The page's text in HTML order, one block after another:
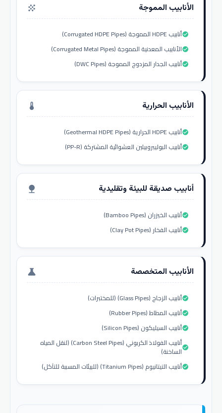
الأنابيب المموجة grain
أنابيب HDPE المموجة (Corrugated HDPE Pipes)check_circle
الأنابيب المعدنية المموجة (Corrugated Metal Pipes)check_circle
أنابيب الجدار المزدوج المموجة (DWC Pipes)check_circle
الأنابيب الحرارية thermostat
أنابيب HDPE الحرارية (Geothermal HDPE Pipes)check_circle
أنابيب البوليبروبيلين العشوائية المشتركة (PP-R)check_circle
أنابيب صديقة للبيئة وتقليدية nature
أنابيب الخيزران (Bamboo Pipes)check_circle
أنابيب الفخار (Clay Pot Pipes)check_circle
الأنابيب المتخصصة science
أنابيب الزجاج (Glass Pipes) (للمختبرات)check_circle
أنابيب المطاط (Rubber Pipes)check_circle
أنابيب السيليكون (Silicon Pipes)check_circle
أنابيب الفولاذ الكربوني (Carbon Steel Pipes) (لنقل المياه
الساخنة)check_circle
أنابيب التيتانيوم (Titanium Pipes) (للبيئات المسببة للتآكل)check_circle